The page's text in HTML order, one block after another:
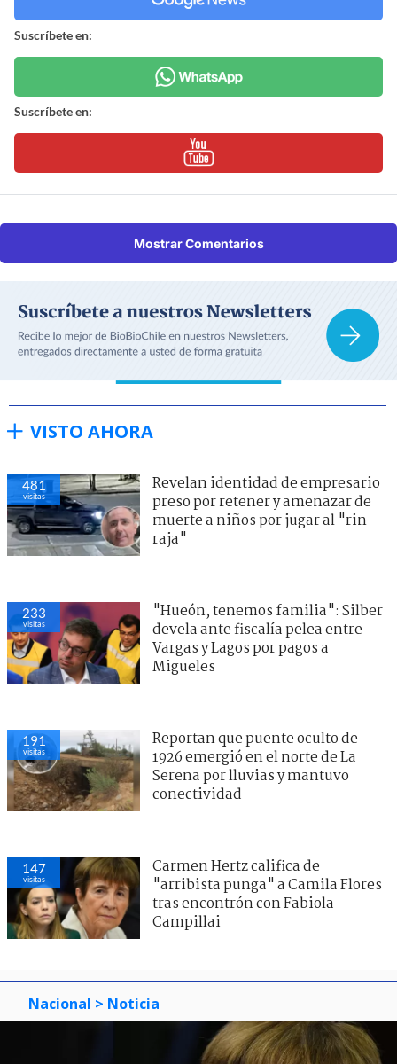
Suscríbete en:
Suscríbete en:
Mostrar Comentarios
VISTO AHORA
481
visitas
Revelan identidad de empresario
preso por retener y amenazar de
muerte a niños por jugar al "rin
raja"
233
visitas
"Hueón, tenemos familia": Silber
devela ante fiscalía pelea entre
Vargas y Lagos por pagos a
Migueles
191
visitas
Reportan que puente oculto de
1926 emergió en el norte de La
Serena por lluvias y mantuvo
conectividad
147
visitas
Carmen Hertz califica de
"arribista punga" a Camila Flores
tras encontrón con Fabiola
Campillai
Nacional > Noticia